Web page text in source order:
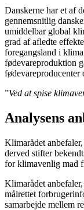
Danskerne har et af
gennemsnitlig
umiddelbar global
grad af afledte
foregangsland i
fødevareproduktion
fødevareproducenter
”Ved at spise
Analysens
Klimarådet
derved stifter
for klimavenlig mad
Klimarådet
målrettet
samarbejde mellem